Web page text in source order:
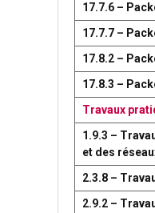
17.7.6 –
17.7.7 –
17.8.2 –
17.8.3 –
Travaux
1.9.3 –
et des
2.3.8 –
2.9.2 –